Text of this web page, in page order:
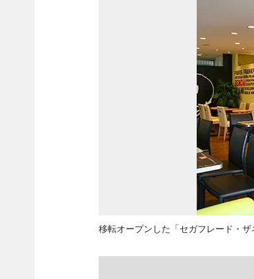
移転オープンした「セガフレード・